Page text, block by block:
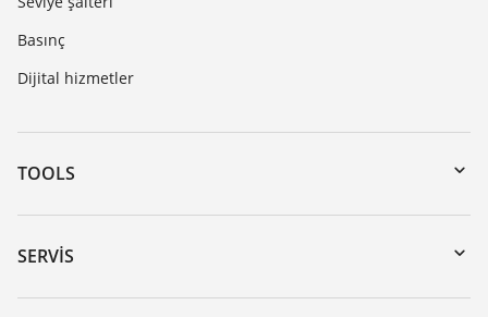
Basınç
Dijital hizmetler
TOOLS
Download’lar
Seri numarası girerek cihaz arama
SERVIS
Cihazının geri gönderimi